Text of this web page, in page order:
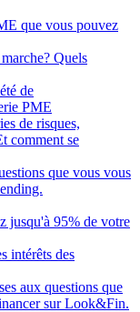
que vous pouvez
Quels
de
PME
de risques,
comment se
que vous vous
jusqu'à 95% de votre
intérêts des
aux questions que
sur Look&Fin.